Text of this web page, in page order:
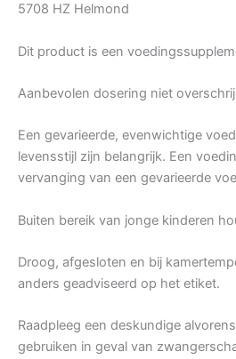
5708 HZ Helmond
Dit product is een
Aanbevolen dosering niet
Een gevarieerde, evenwichtige
levensstijl zijn belangrijk. Een
vervanging van een gevarieerde
Buiten bereik van jonge kinderen
Droog, afgesloten en bij
anders geadviseerd op het etiket.
Raadpleeg een deskundige
gebruiken in geval van